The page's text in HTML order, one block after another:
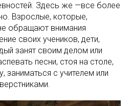
Здесь же —все более
Взрослые, которые,
обращают внимания
своих учеников, дети,
занят своим делом или
песни, стоя на столе,
заниматься с учителем или